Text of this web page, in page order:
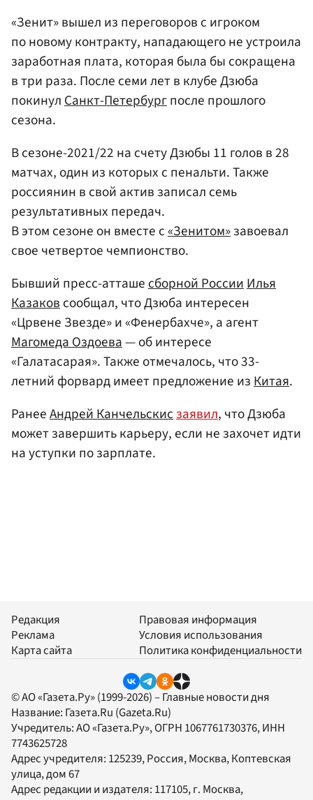
«Зенит» вышел из переговоров с игроком
по новому контракту, нападающего не устроила
заработная плата, которая была бы сокращена
в три раза. После семи лет в клубе Дзюба
покинул Санкт-Петербургпосле прошлого
сезона.
В сезоне-2021/22 на счету Дзюбы 11 голов в 28
матчах, один из которых с пенальти. Также
россиянин в свой актив записал семь
результативных передач.
В этом сезоне он вместе с«Зенитом»завоевал
свое четвертое чемпионство.
Бывший пресс-атташесборной РоссииИлья
Казаковсообщал, что Дзюба интересен
«Црвене Звезде» и «Фенербахче», а агент
Магомеда Оздоева— об интересе
«Галатасарая». Также отмечалось, что 33-
летний форвард имеет предложение изКитая.
РанееАндрей Канчельскисзаявил, что Дзюба
может завершить карьеру, если не захочет идти
на уступки по зарплате.
Редакция
Реклама
Карта сайта
Правовая информация
Условия использования
Политика конфиденциальности
© АО «Газета.Ру» (1999-2026) – Главные новости дня
Название: Газета.Ru (Gazeta.Ru)
Учредитель:АО «Газета.Ру», ОГРН 1067761730376, ИНН
7743625728
Адрес учредителя: 125239, Россия, Москва, Коптевская
улица, дом 67
Адрес редакции и издателя: 117105, г. Москва,